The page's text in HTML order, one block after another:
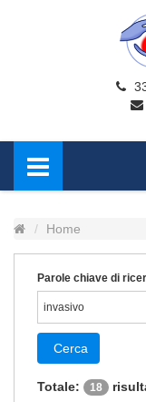
Home
Parole chiave di
Cerca
Totale: 18